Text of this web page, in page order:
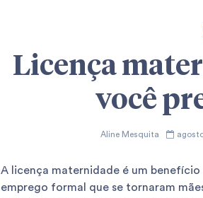
Licença
você
Aline Mesquita
A licença maternidade é um
emprego formal que se tornaram